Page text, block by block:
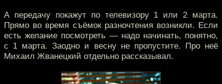
А передачу покажут по телевизору 1 или 2 марта.
Прямо во время съёмок разночтения возникли. Если
есть желание посмотреть — надо начинать, понятно,
с 1 марта. Заодно и весну не пропустите. Про неё
Михаил Жванецкий отдельно рассказывал.